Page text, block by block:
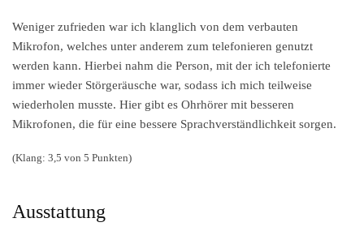
Weniger zufrieden war ich klanglich von dem verbauten
Mikrofon, welches unter anderem zum telefonieren genutzt
werden kann. Hierbei nahm die Person, mit der ich telefonierte
immer wieder Störgeräusche war, sodass ich mich teilweise
wiederholen musste. Hier gibt es Ohrhörer mit besseren
Mikrofonen, die für eine bessere Sprachverständlichkeit sorgen.
(Klang: 3,5 von 5 Punkten)
Ausstattung